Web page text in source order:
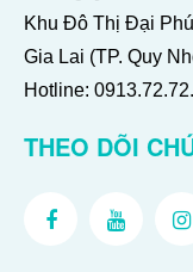
Khu Đô Thị Đại
Gia Lai (TP. Quy
Hotline:
THEO DÕI